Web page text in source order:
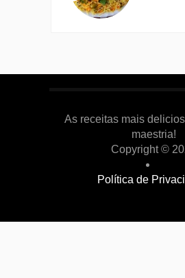
As receitas mais
maestria!
Copyright ©
Política de